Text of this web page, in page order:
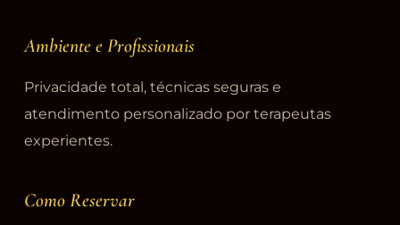
Ambiente e Profissionais
Privacidade total, técnicas seguras e
atendimento personalizado por terapeutas
experientes.
Como Reservar